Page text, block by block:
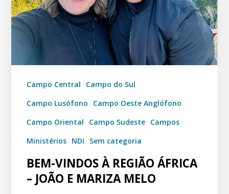
Campo Central
Campo do Sul
Campo Lusófono
Campo Oeste Anglófono
Campo Oriental
Campo Sudeste Campos
Ministérios NDI Sem categoria
BEM-VINDOS À REGIÃO ÁFRICA
– JOÃO E MARIZA MELO